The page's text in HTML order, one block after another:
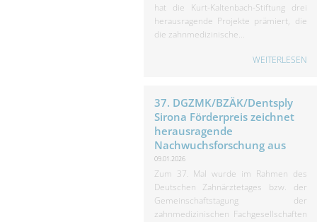
hat die Kurt-Kaltenbach-Stiftung drei
herausragende Projekte prämiert, die
die zahnmedizinische...
WEITERLESEN
37. DGZMK/BZÄK/Dentsply
Sirona Förderpreis zeichnet
herausragende
Nachwuchsforschung aus
09.01.2026
Zum 37. Mal wurde im Rahmen des
Deutschen Zahnärztetages bzw. der
Gemeinschaftstagung der
zahnmedizinischen Fachgesellschaften